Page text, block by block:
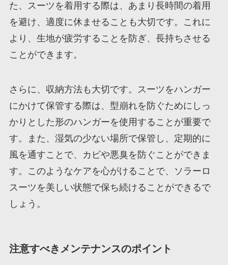
た、スーツを着用する際は、あまり長時間の着用
を避け、適度に休ませることも大切です。これに
より、生地が疲労することを防ぎ、長持ちさせる
ことができます。
さらに、収納方法も大切です。スーツをハンガー
にかけて保管する際は、型崩れを防ぐためにしっ
かりとした形のハンガーを使用することが重要で
す。また、湿気の少ない場所で保管し、定期的に
風を通すことで、カビや悪臭を防ぐことができま
す。このようなケアを心がけることで、ソラーロ
スーツを美しい状態で保ち続けることができるで
しょう。
注意すべきメンテナンスのポイント